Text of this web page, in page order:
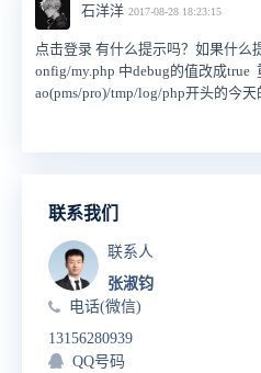
石洋洋 2017-08-28 18:23:15
点击登录 有什么提示吗？如果什么
onfig/my.php 中debug的值改成true
ao(pms/pro)/tmp/log/php开头的今天
联系我们
联系人
张淑钧
电话(微信)
13156280939
QQ号码